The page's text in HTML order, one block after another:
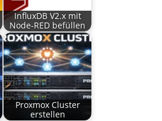
InfluxDB V2.x mit
Node-RED befüllen
Proxmox Cluster
erstellen